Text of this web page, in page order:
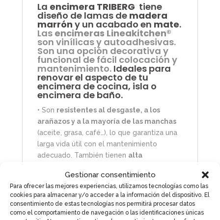
Gestionar consentimiento
Para ofrecer las mejores experiencias, utilizamos tecnologías como las
cookies para almacenar y/o acceder a la información del dispositivo. El
consentimiento de estas tecnologías nos permitirá procesar datos
como el comportamiento de navegación o las identificaciones únicas
La encimera TRIBERG tiene
diseño de lamas de madera
marrón y un acabado en mate.
Las encimeras Lineakitchen®
son vinílicas y autoadhesivas.
Son una opción decorativa y
funcional de fácil colocación y
mantenimiento. Ideales para
renovar el aspecto de tu
encimera de cocina, isla o
encimera de baño.
• Son resistentes al desgaste, a los
arañazos y a la mayoría de las manchas
(aceite, grasa, café…), lo que garantiza una
larga vida útil con el mantenimiento
adecuado. También tienen alta
limpieza y al calor.
• Resistentes al agua: Estas encimeras son
impermeables, lo que las haceideales